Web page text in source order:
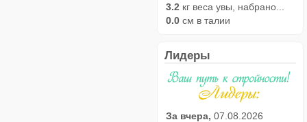
3.2 кг веса увы, набрано...
0.0 см в талии
Лидеры
За вчера, 07.08.2026